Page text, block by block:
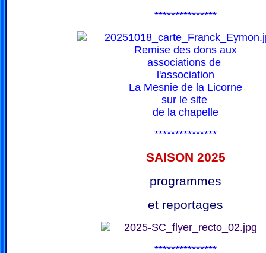
***************
Remise des dons aux
associations de
l'association
La Mesnie de la Licorne
sur le site
de la chapelle
***************
SAISON 2025
programmes
et reportages
***************